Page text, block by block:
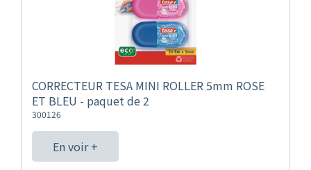
CORRECTEUR TESA MINI ROLLER 5mm ROSE
ET BLEU - paquet de 2
300126
En voir +